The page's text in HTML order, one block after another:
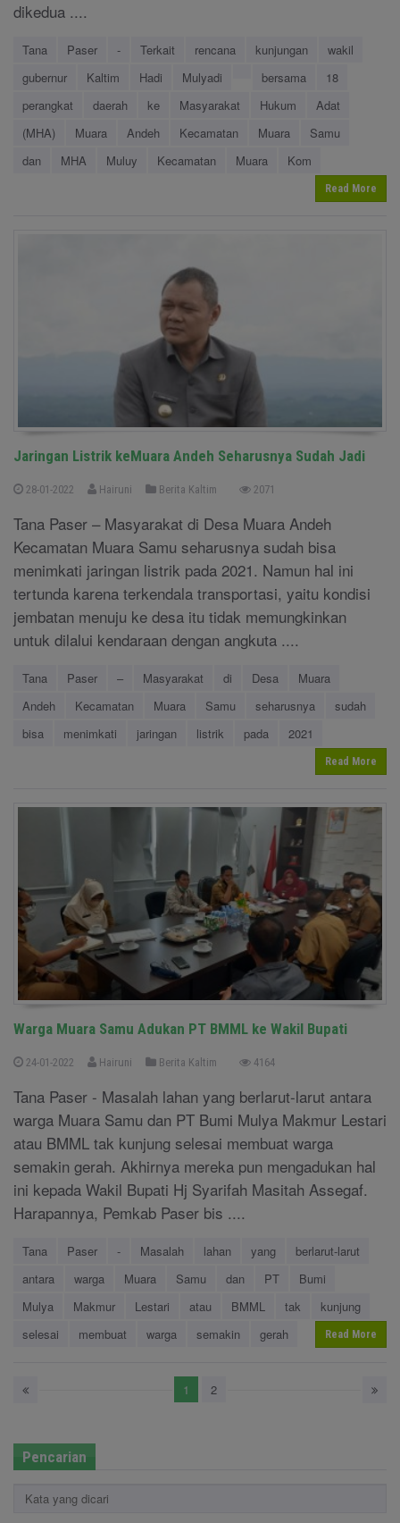
dikedua ....
Tana Paser - Terkait rencana kunjungan
wakil
gubernur
Kaltim Hadi Mulyadi bersama
18
perangkat
daerah ke Masyarakat Hukum
Adat
(MHA)
Muara Andeh Kecamatan Muara
Samu
dan
MHA Muluy Kecamatan Muara Kom
Read More
Jaringan Listrik keMuara Andeh Seharusnya Sudah Jadi
28-01-2022 Hairuni Berita Kaltim 2071
Tana Paser – Masyarakat di Desa Muara Andeh
Kecamatan Muara Samu seharusnya sudah bisa
menimkati jaringan listrik pada 2021. Namun hal ini
tertunda karena terkendala transportasi, yaitu kondisi
jembatan menuju ke desa itu tidak memungkinkan
untuk dilalui kendaraan dengan angkuta ....
Tana Paser – Masyarakat di Desa
Muara
Andeh
Kecamatan Muara Samu seharusnya
sudah
bisa
menimkati jaringan listrik pada 2021
Read More
Warga Muara Samu Adukan PT BMML ke Wakil Bupati
24-01-2022 Hairuni Berita Kaltim 4164
Tana Paser - Masalah lahan yang berlarut-larut antara
warga Muara Samu dan PT Bumi Mulya Makmur Lestari
atau BMML tak kunjung selesai membuat warga
semakin gerah. Akhirnya mereka pun mengadukan hal
ini kepada Wakil Bupati Hj Syarifah Masitah Assegaf.
Harapannya, Pemkab Paser bis ....
Tana Paser - Masalah lahan yang
berlarut-larut
antara
warga Muara Samu dan PT
Bumi
Mulya
Makmur Lestari atau BMML tak
kunjung
selesai
membuat warga semakin gerah Read More
1 2
Pencarian